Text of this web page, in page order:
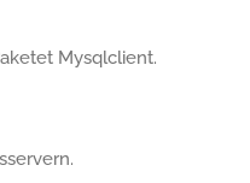
Mysqlclient.